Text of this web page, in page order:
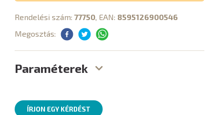
Rendelési szám: 77750, EAN: 8595126900546
Megosztás:
Paraméterek
ÍRJON EGY KÉRDÉST